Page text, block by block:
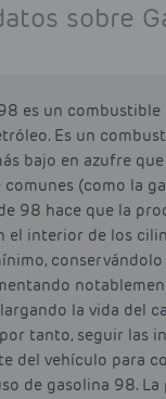
sobre
es un combustible
Es un
bajo en azufre
(como la
98 hace que la
el interior de los
la vida del
tanto, seguir las
del vehículo para
de gasolina 98. La